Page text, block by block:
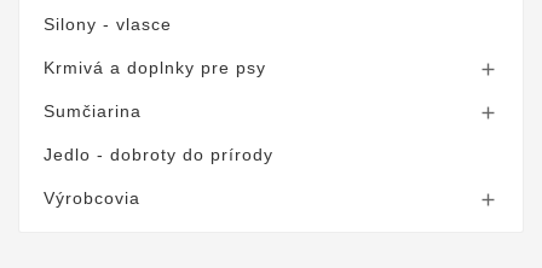
Silony - vlasce
Krmivá a doplnky pre psy 
Sumčiarina 
Jedlo - dobroty do prírody
Výrobcovia 